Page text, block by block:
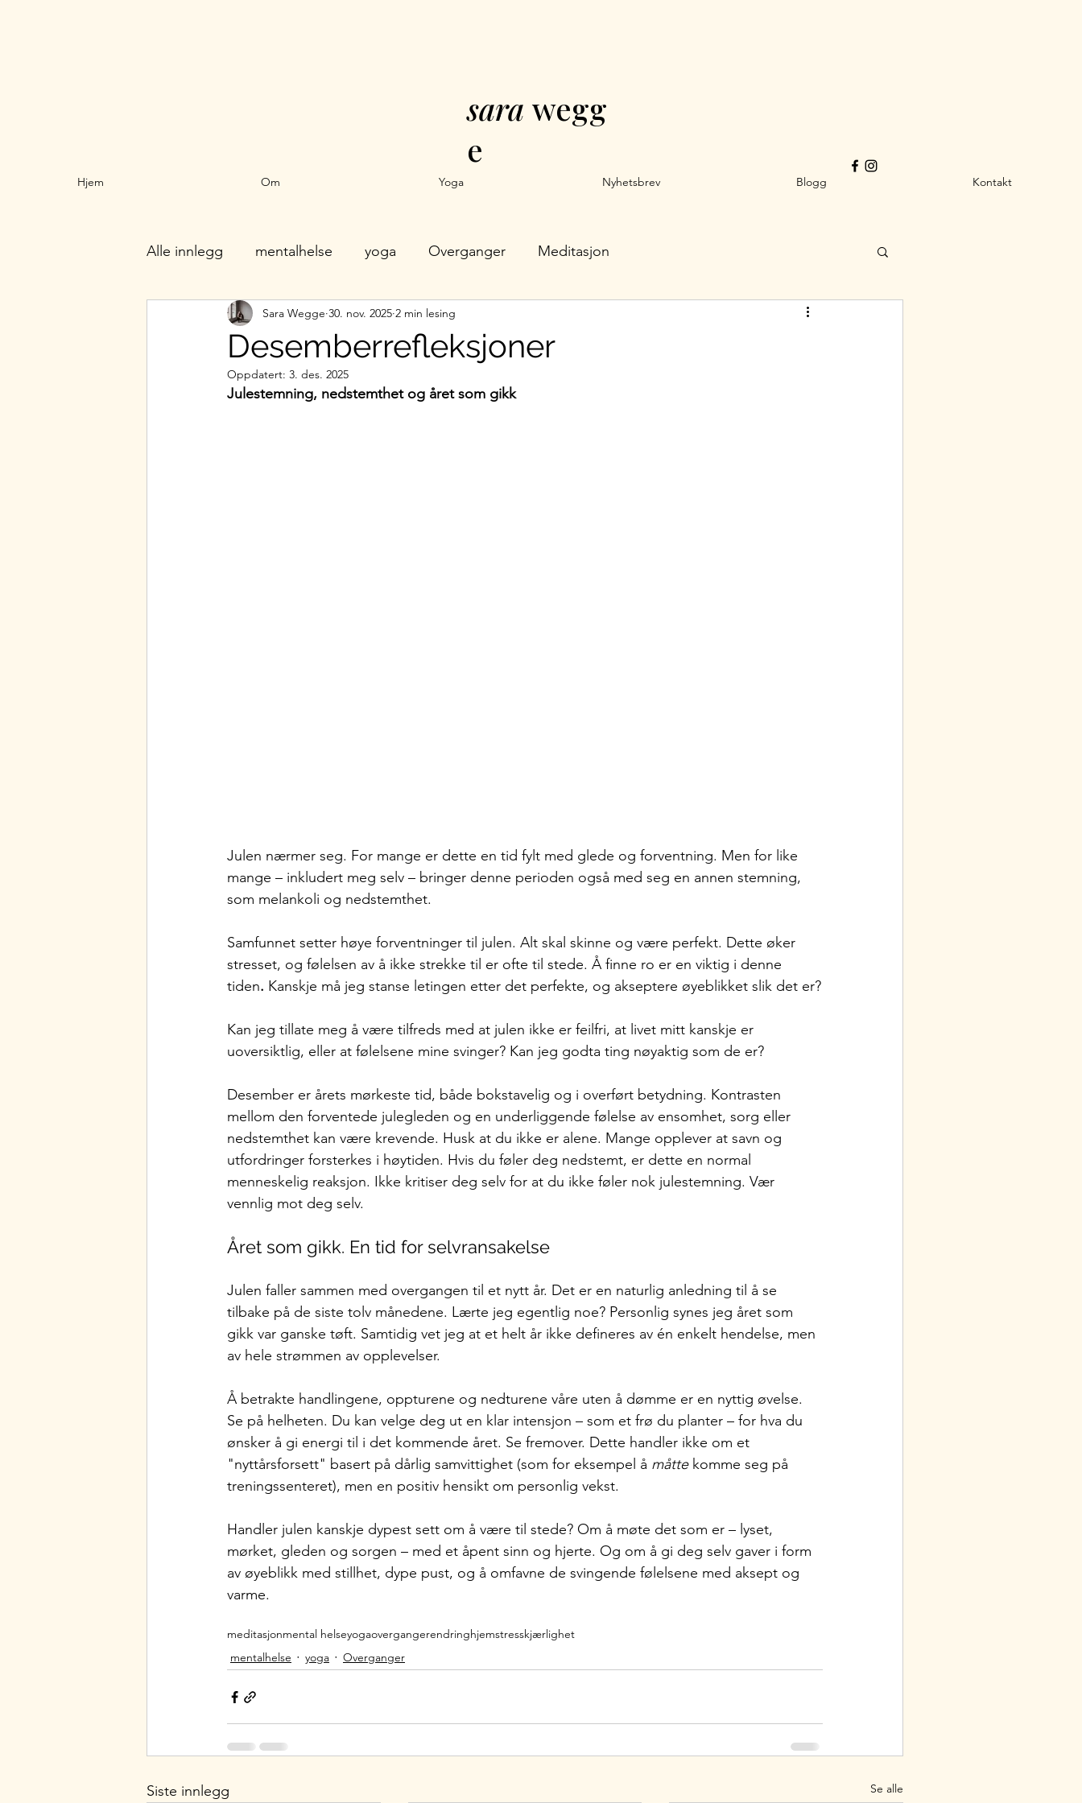
sara wegg
e
Hjem Om Yoga Nyhetsbrev Blogg Kontakt
Alle innlegg mentalhelse yoga Overganger Meditasjon
Desemberrefleksjoner
Sara Wegge 30. nov. 2025 2 min lesing
Oppdatert: 3. des. 2025
Julestemning, nedstemthet og året som gikk
Julen nærmer seg. For mange er dette en tid fylt med glede og forventning. Men for like
mange – inkludert meg selv – bringer denne perioden også med seg en annen stemning,
som melankoli og nedstemthet.
Samfunnet setter høye forventninger til julen. Alt skal skinne og være perfekt. Dette øker
stresset, og følelsen av å ikke strekke til er ofte til stede. Å finne ro er en viktig i denne
tiden. Kanskje må jeg stanse letingen etter det perfekte, og akseptere øyeblikket slik det er?
Kan jeg tillate meg å være tilfreds med at julen ikke er feilfri, at livet mitt kanskje er
uoversiktlig, eller at følelsene mine svinger? Kan jeg godta ting nøyaktig som de er?
Desember er årets mørkeste tid, både bokstavelig og i overført betydning. Kontrasten
mellom den forventede julegleden og en underliggende følelse av ensomhet, sorg eller
nedstemthet kan være krevende. Husk at du ikke er alene. Mange opplever at savn og
utfordringer forsterkes i høytiden. Hvis du føler deg nedstemt, er dette en normal
menneskelig reaksjon. Ikke kritiser deg selv for at du ikke føler nok julestemning. Vær
vennlig mot deg selv.
Året som gikk. En tid for selvransakelse
Julen faller sammen med overgangen til et nytt år. Det er en naturlig anledning til å se
tilbake på de siste tolv månedene. Lærte jeg egentlig noe? Personlig synes jeg året som
gikk var ganske tøft. Samtidig vet jeg at et helt år ikke defineres av én enkelt hendelse, men
av hele strømmen av opplevelser.
Å betrakte handlingene, oppturene og nedturene våre uten å dømme er en nyttig øvelse.
Se på helheten. Du kan velge deg ut en klar intensjon – som et frø du planter – for hva du
ønsker å gi energi til i det kommende året. Se fremover. Dette handler ikke om et
"nyttårsforsett" basert på dårlig samvittighet (som for eksempel å måtte komme seg på
treningssenteret), men en positiv hensikt om personlig vekst.
Handler julen kanskje dypest sett om å være til stede? Om å møte det som er – lyset,
mørket, gleden og sorgen – med et åpent sinn og hjerte. Og om å gi deg selv gaver i form
av øyeblikk med stillhet, dype pust, og å omfavne de svingende følelsene med aksept og
varme.
meditasjonmental helseyogaovergangerendringhjemstresskjærlighet
mentalhelse
yoga Overganger
Siste innlegg Se alle